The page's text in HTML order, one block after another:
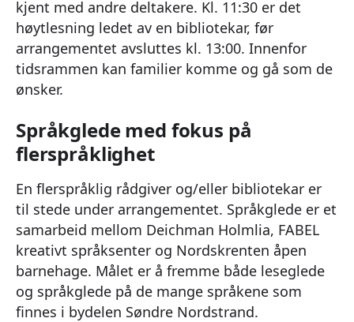
kjent med andre deltakere. Kl. 11:30 er det
høytlesning ledet av en bibliotekar, før
arrangementet avsluttes kl. 13:00. Innenfor
tidsrammen kan familier komme og gå som de
ønsker.
Språkglede med fokus på
flerspråklighet
En flerspråklig rådgiver og/eller bibliotekar er
til stede under arrangementet. Språkglede er et
samarbeid mellom Deichman Holmlia, FABEL
kreativt språksenter og Nordskrenten åpen
barnehage. Målet er å fremme både leseglede
og språkglede på de mange språkene som
finnes i bydelen Søndre Nordstrand.